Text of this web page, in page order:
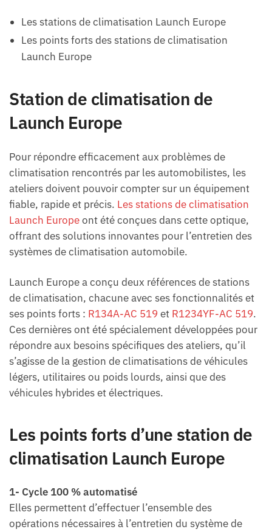
Les stations de climatisation Launch Europe
Les points forts des stations de climatisation
Launch Europe
Station de climatisation de
Launch Europe
Pour répondre efficacement aux problèmes de
climatisation rencontrés par les automobilistes, les
ateliers doivent pouvoir compter sur un équipement
fiable, rapide et précis. Les stations de climatisation
Launch Europeont été conçues dans cette optique,
offrant des solutions innovantes pour l’entretien des
systèmes de climatisation automobile.
Launch Europe a conçu deux références de stations
de climatisation, chacune avec ses fonctionnalités et
ses points forts : R134A-AC 519 et R1234YF-AC 519.
Ces dernières ont été spécialement développées pour
répondre aux besoins spécifiques des ateliers, qu’il
s’agisse de la gestion de climatisations de véhicules
légers, utilitaires ou poids lourds, ainsi que des
véhicules hybrides et électriques.
Les points forts d’une station de
climatisation Launch Europe
1- Cycle 100 % automatisé
Elles permettent d’effectuer l’ensemble des
opérations nécessaires à l’entretien du système de